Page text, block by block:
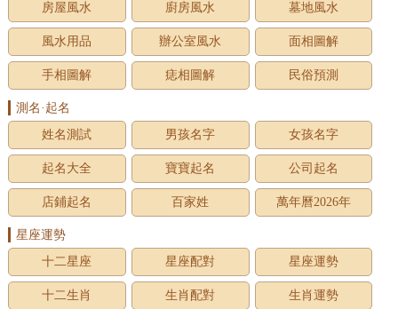
房屋風水 廚房風水 墓地風水
風水用品 辦公室風水 面相圖解
手相圖解 痣相圖解 民俗預測
測名·起名
姓名測試
男孩名字 女孩名字
起名大全 寶寶起名 公司起名
店鋪起名 百家姓 萬年曆2026年
星座運勢
十二星座
星座配對 星座運勢
十二生肖 生肖配對 生肖運勢